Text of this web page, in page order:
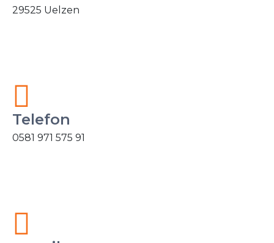
29525 Uelzen
Telefon
0581 971 575 91